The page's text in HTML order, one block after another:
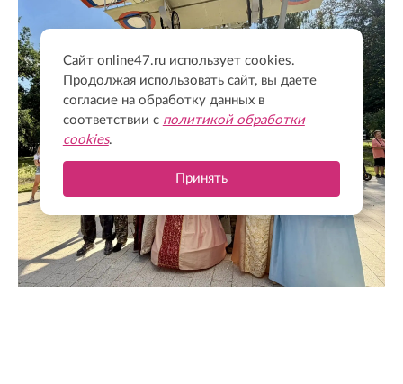
Сайт online47.ru использует cookies.
Продолжая использовать сайт, вы даете
согласие на обработку данных в
соответствии с политикой обработки
cookies.
Принять